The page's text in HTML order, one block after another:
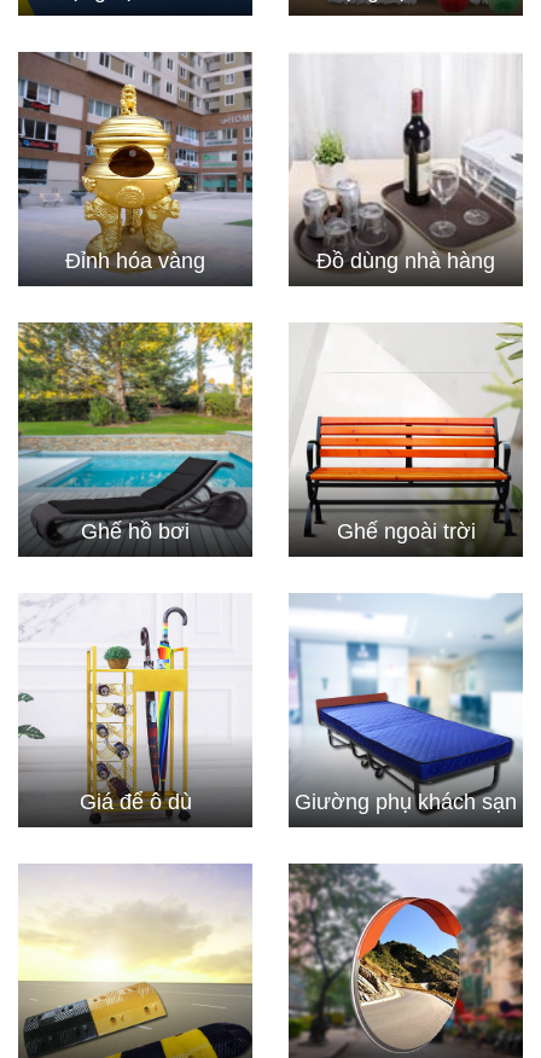
Đỉnh hóa vàng Đồ dùng nhà hàng
Ghế hồ bơi Ghế ngoài trời
Giá để ô dù Giường phụ khách sạn